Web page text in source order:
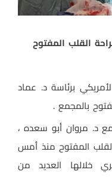
القلب المفتوح
برئاسة د. عماد
بالمجمع .
د. مروان أبو سعده ،
المفتوح منذ أمس
خلالها العديد من